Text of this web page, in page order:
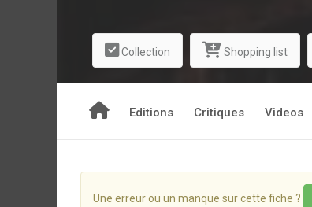
Collection Shopping list
Editions Critiques Videos
Une erreur ou un manque sur cette fiche ?